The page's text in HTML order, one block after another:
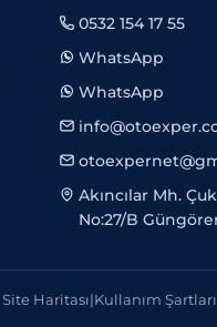
0532 154 17 55
WhatsApp
WhatsApp
Akıncılar Mh.
No:27/B
Site Haritası|Kullanım Şartları